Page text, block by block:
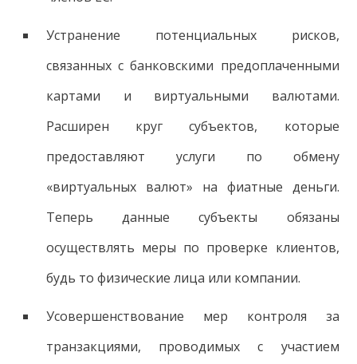
Устранение потенциальных рисков,
связанных с банковскими предоплаченными
картами и виртуальными валютами.
Расширен круг субъектов, которые
предоставляют услуги по обмену
«виртуальных валют» на фиатные деньги.
Теперь данные субъекты обязаны
осуществлять меры по проверке клиентов,
будь то физические лица или компании.
Усовершенствование мер контроля за
транзакциями, проводимых с участием